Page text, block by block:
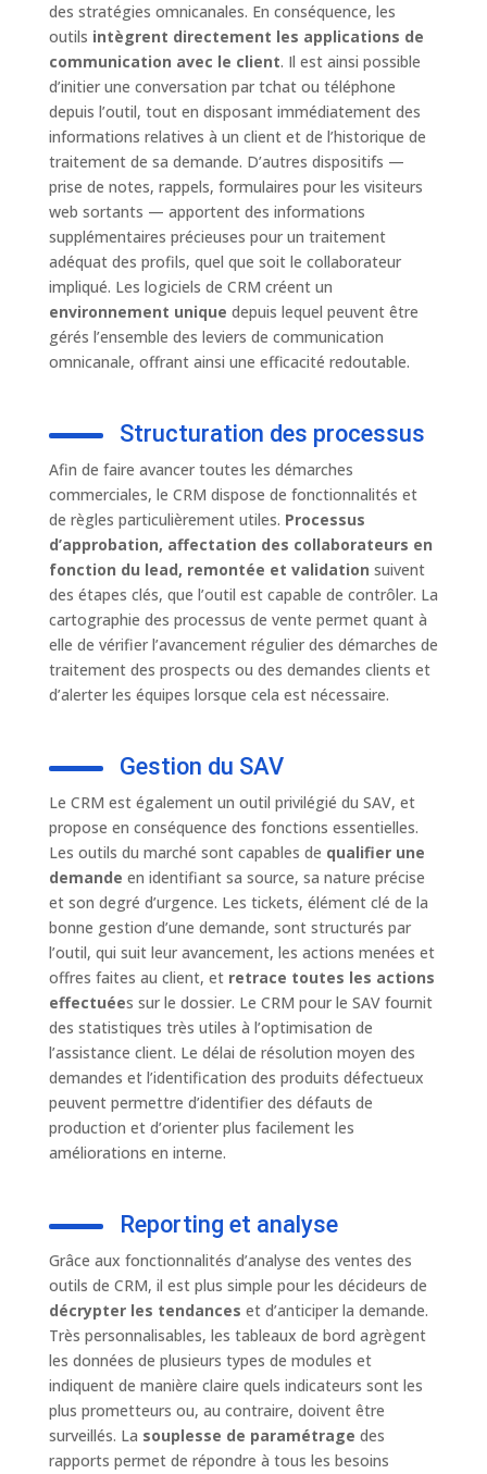
des stratégies omnicanales. En conséquence, les
outils intègrent directement les applications de
communication avec le client. Il est ainsi possible
d’initier une conversation par tchat ou téléphone
depuis l’outil, tout en disposant immédiatement des
informations relatives à un client et de l’historique de
traitement de sa demande. D’autres dispositifs —
prise de notes, rappels, formulaires pour les visiteurs
web sortants — apportent des informations
supplémentaires précieuses pour un traitement
adéquat des profils, quel que soit le collaborateur
impliqué. Les logiciels de CRM créent un
environnement unique depuis lequel peuvent être
gérés l’ensemble des leviers de communication
omnicanale, offrant ainsi une efficacité redoutable.
Structuration des processus
Afin de faire avancer toutes les démarches
commerciales, le CRM dispose de fonctionnalités et
de règles particulièrement utiles. Processus
d’approbation, affectation des collaborateurs en
fonction du lead, remontée et validation suivent
des étapes clés, que l’outil est capable de contrôler. La
cartographie des processus de vente permet quant à
elle de vérifier l’avancement régulier des démarches de
traitement des prospects ou des demandes clients et
d’alerter les équipes lorsque cela est nécessaire.
Gestion du SAV
Le CRM est également un outil privilégié du SAV, et
propose en conséquence des fonctions essentielles.
Les outils du marché sont capables de qualifier une
demande en identifiant sa source, sa nature précise
et son degré d’urgence. Les tickets, élément clé de la
bonne gestion d’une demande, sont structurés par
l’outil, qui suit leur avancement, les actions menées et
offres faites au client, et retrace toutes les actions
effectuées sur le dossier. Le CRM pour le SAV fournit
des statistiques très utiles à l’optimisation de
l’assistance client. Le délai de résolution moyen des
demandes et l’identification des produits défectueux
peuvent permettre d’identifier des défauts de
production et d’orienter plus facilement les
améliorations en interne.
Reporting et analyse
Grâce aux fonctionnalités d’analyse des ventes des
outils de CRM, il est plus simple pour les décideurs de
décrypter les tendances et d’anticiper la demande.
Très personnalisables, les tableaux de bord agrègent
les données de plusieurs types de modules et
indiquent de manière claire quels indicateurs sont les
plus prometteurs ou, au contraire, doivent être
surveillés. La souplesse de paramétrage des
rapports permet de répondre à tous les besoins